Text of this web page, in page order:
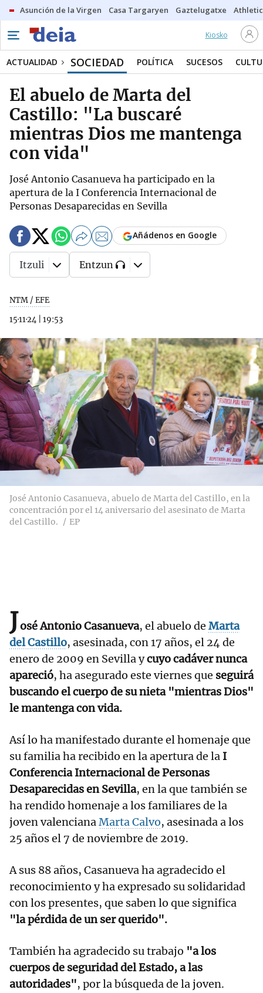
Asunción de la Virgen Casa Targaryen Gaztelugatxe Athletic
Kiosko
ACTUALIDAD SOCIEDAD POLÍTICA SUCESOS
El abuelo de Marta del
Castillo: "La buscaré
mientras Dios me mantenga
con vida"
José Antonio Casanueva ha participado en la
apertura de la I Conferencia Internacional de
Personas Desaparecidas en Sevilla
NTM / EFE
15·11·24
19:53
Añádenos en Google
Itzuli Entzun
José Antonio Casanueva, abuelo de Marta del Castillo, en la
concentración por el 14 aniversario del asesinato de Marta
del Castillo.
EP
José Antonio Casanueva, el abuelo de Marta
del Castillo, asesinada, con 17 años, el 24 de
enero de 2009 en Sevilla ycuyo cadáver nunca
apareció, ha asegurado este viernes que seguirá
buscando el cuerpo de su nieta "mientras Dios"
le mantenga con vida.
Así lo ha manifestado durante el homenaje que
su familia ha recibido en la apertura de la I
Conferencia Internacional de Personas
Desaparecidas en Sevilla, en la que también se
ha rendido homenaje a los familiares de la
joven valencianaMarta Calvo, asesinada a los
25 años el 7 de noviembre de 2019.
A sus 88 años, Casanueva ha agradecido el
reconocimiento y ha expresado su solidaridad
con los presentes, que saben lo que significa
"la pérdida de un ser querido".
También ha agradecido su trabajo "a los
cuerpos de seguridad del Estado, a las
autoridades", por la búsqueda de la joven.